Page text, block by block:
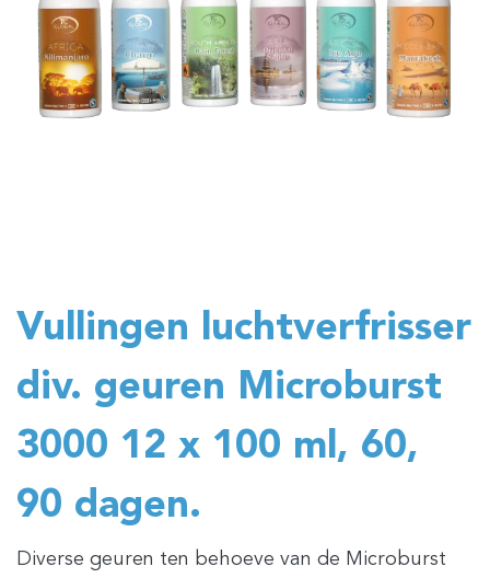
Vullingen luchtverfrisser
div. geuren Microburst
3000 12 x 100 ml, 60,
90 dagen.
Diverse geuren ten behoeve van de Microburst